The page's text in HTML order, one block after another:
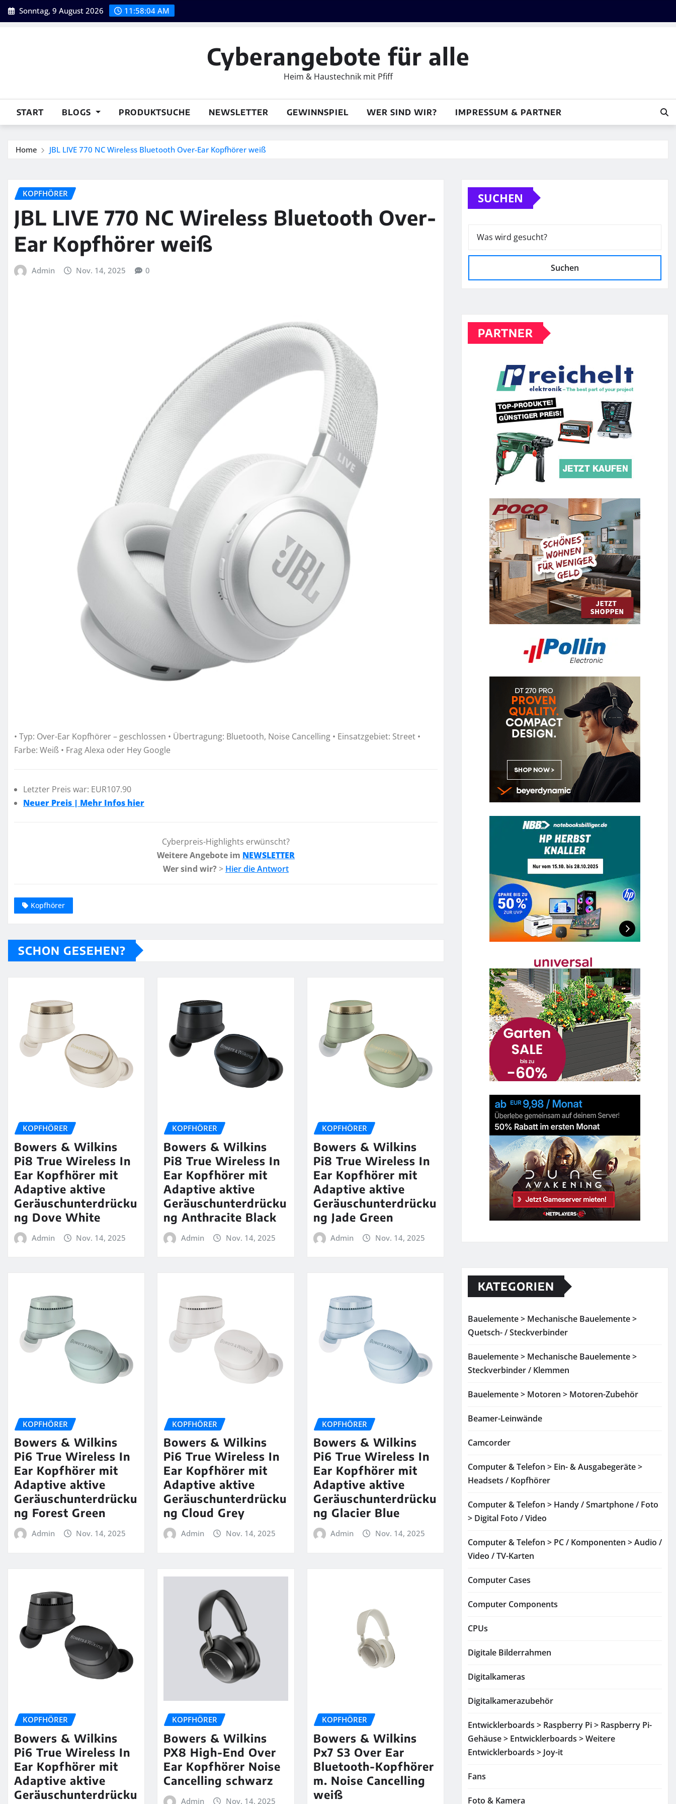
Skip
to
Sonntag, 9 August 2026 11:58:06 AM
Cyberangebote für alle
Heim & Haustechnik mit Pfiff
START BLOGS PRODUKTSUCHE NEWSLETTER GEWINNSPIEL WER SIND WIR? IMPRESSUM & PARTNER
Home JBL LIVE 770 NC Wireless Bluetooth Over-Ear Kopfhörer weiß
KOPFHÖRER
JBL LIVE 770 NC Wireless Bluetooth Over-
Ear Kopfhörer weiß
Admin Nov. 14, 2025 0
• Typ: Over-Ear Kopfhörer – geschlossen • Übertragung: Bluetooth, Noise Cancelling • Einsatzgebiet: Street •
Farbe: Weiß • Frag Alexa oder Hey Google
Letzter Preis war: EUR107.90
Neuer Preis | Mehr Infos hier
Cyberpreis-Highlights erwünscht?
Weitere Angebote im NEWSLETTER
Wer sind wir? > Hier die Antwort
Kopfhörer
SCHON GESEHEN?
KOPFHÖRER
Bowers & Wilkins
Pi8 True Wireless In
Ear Kopfhörer mit
Adaptive aktive
Geräuschunterdrücku
ng Dove White
Admin Nov. 14, 2025
KOPFHÖRER
Bowers & Wilkins
Pi8 True Wireless In
Ear Kopfhörer mit
Adaptive aktive
Geräuschunterdrücku
ng Anthracite Black
Admin Nov. 14, 2025
KOPFHÖRER
Bowers & Wilkins
Pi8 True Wireless In
Ear Kopfhörer mit
Adaptive aktive
Geräuschunterdrücku
ng Jade Green
Admin Nov. 14, 2025
KOPFHÖRER
Bowers & Wilkins
Pi6 True Wireless In
Ear Kopfhörer mit
Adaptive aktive
Geräuschunterdrücku
ng Forest Green
Admin Nov. 14, 2025
KOPFHÖRER
Bowers & Wilkins
Pi6 True Wireless In
Ear Kopfhörer mit
Adaptive aktive
Geräuschunterdrücku
ng Cloud Grey
Admin Nov. 14, 2025
KOPFHÖRER
Bowers & Wilkins
Pi6 True Wireless In
Ear Kopfhörer mit
Adaptive aktive
Geräuschunterdrücku
ng Glacier Blue
Admin Nov. 14, 2025
KOPFHÖRER
Bowers & Wilkins
Pi6 True Wireless In
Ear Kopfhörer mit
Adaptive aktive
Geräuschunterdrücku
KOPFHÖRER
Bowers & Wilkins
PX8 High-End Over
Ear Kopfhörer Noise
Cancelling schwarz
Admin Nov. 14, 2025
KOPFHÖRER
Bowers & Wilkins
Px7 S3 Over Ear
Bluetooth-Kopfhörer
m. Noise Cancelling
weiß
SUCHEN
Suchen
PARTNER
KATEGORIEN
Bauelemente > Mechanische Bauelemente >
Quetsch- / Steckverbinder
Bauelemente > Mechanische Bauelemente >
Steckverbinder / Klemmen
Bauelemente > Motoren > Motoren-Zubehör
Beamer-Leinwände
Camcorder
Computer & Telefon > Ein- & Ausgabegeräte >
Headsets / Kopfhörer
Computer & Telefon > Handy / Smartphone / Foto
> Digital Foto / Video
Computer & Telefon > PC / Komponenten > Audio /
Video / TV-Karten
Computer Cases
Computer Components
CPUs
Digitale Bilderrahmen
Digitalkameras
Digitalkamerazubehör
Entwicklerboards > Raspberry Pi > Raspberry Pi-
Gehäuse > Entwicklerboards > Weitere
Entwicklerboards > Joy-it
Fans
Foto & Kamera